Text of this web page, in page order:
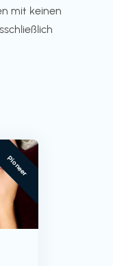
mit keinen
Pioneer